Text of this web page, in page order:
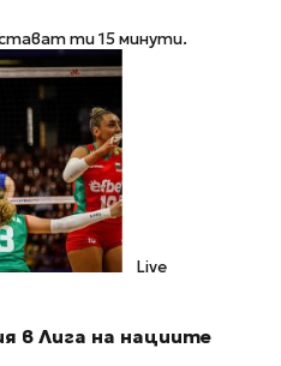
ти 15 минути.
Live
в Лига на нациите